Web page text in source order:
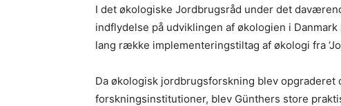
I det økologiske Jordbrugsråd under det
indflydelse på udviklingen af økologien i
lang række implementeringstiltag af økologi fra
Da økologisk jordbrugsforskning blev
forskningsinstitutioner, blev Günthers store